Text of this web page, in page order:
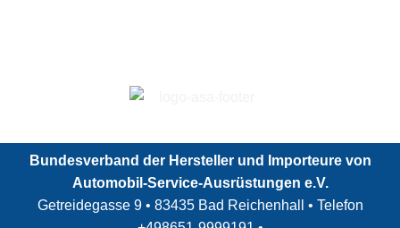
Bundesverband der Hersteller und Importeure von
Automobil-Service-Ausrüstungen e.V.
Getreidegasse 9 • 83435 Bad Reichenhall • Telefon